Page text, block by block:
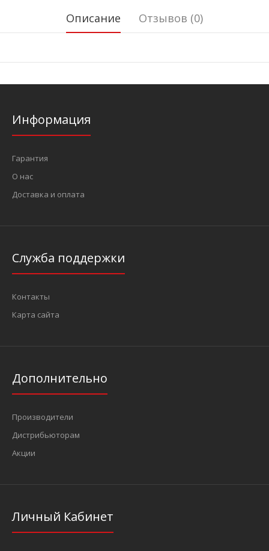
Описание Отзывов (0)
Информация
Гарантия
О нас
Доставка и оплата
Служба поддержки
Контакты
Карта сайта
Дополнительно
Производители
Дистрибьюторам
Акции
Личный Кабинет